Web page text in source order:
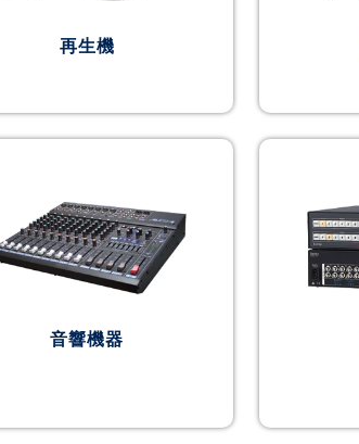
再生機
音響機器